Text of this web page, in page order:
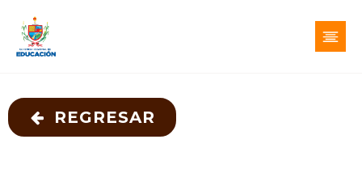
REGRESAR